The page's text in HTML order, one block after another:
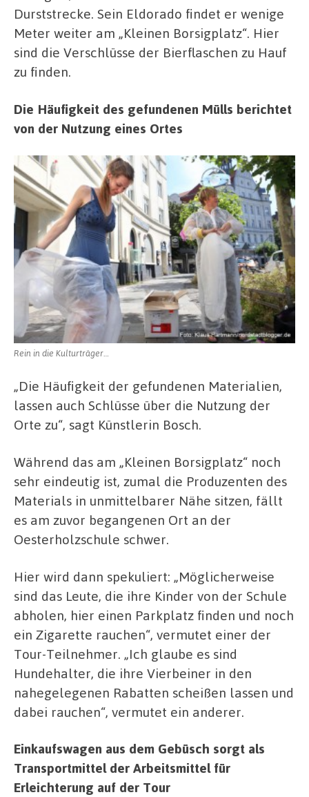
Durststrecke. Sein Eldorado findet er wenige
Meter weiter am „Kleinen Borsigplatz“. Hier
sind die Verschlüsse der Bierflaschen zu Hauf
zu finden.
Die Häufigkeit des gefundenen Mülls berichtet
von der Nutzung eines Ortes
Rein in die Kulturträger…
„Die Häufigkeit der gefundenen Materialien,
lassen auch Schlüsse über die Nutzung der
Orte zu“, sagt Künstlerin Bosch.
Während das am „Kleinen Borsigplatz“ noch
sehr eindeutig ist, zumal die Produzenten des
Materials in unmittelbarer Nähe sitzen, fällt
es am zuvor begangenen Ort an der
Oesterholzschule schwer.
Hier wird dann spekuliert: „Möglicherweise
sind das Leute, die ihre Kinder von der Schule
abholen, hier einen Parkplatz finden und noch
ein Zigarette rauchen“, vermutet einer der
Tour-Teilnehmer. „Ich glaube es sind
Hundehalter, die ihre Vierbeiner in den
nahegelegenen Rabatten scheißen lassen und
dabei rauchen“, vermutet ein anderer.
Einkaufswagen aus dem Gebüsch sorgt als
Transportmittel der Arbeitsmittel für
Erleichterung auf der Tour